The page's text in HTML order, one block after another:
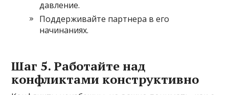
давление.
Поддерживайте партнера в его
начинаниях.
Шаг 5. Работайте над
конфликтами конструктивно